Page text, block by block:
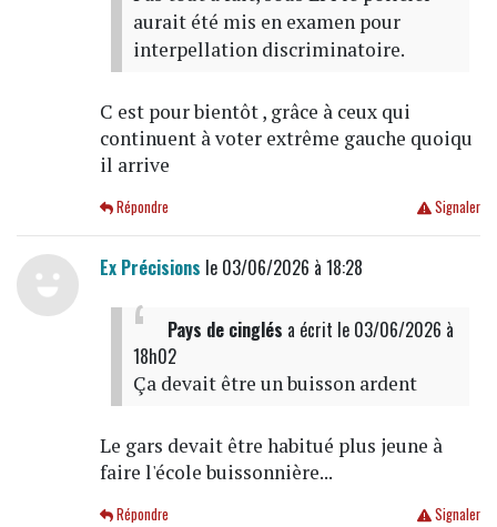
aurait été mis en examen pour
interpellation discriminatoire.
C est pour bientôt , grâce à ceux qui
continuent à voter extrême gauche quoiqu
il arrive
Signaler
Répondre
Ex Précisions le 03/06/2026 à 18:28
Pays de cinglés a écrit le 03/06/2026 à
18h02
Ça devait être un buisson ardent
Le gars devait être habitué plus jeune à
faire l'école buissonnière...
Signaler
Répondre